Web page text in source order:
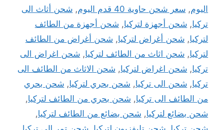
اليوم, سعر شحن حاوية 40 قدم اليوم , شحن أثاث الى
تركيا, شحن أجهزة لتركيا, شحن أجهزة من الطائف
لتركيا, شحن أغراض لتركيا, شحن أغراض من الطائف
لتركيا, شحن اثاث من الطائف لتركيا, شحن اغراض الى
تركيا, شحن اغراض لتركيا, شحن الاثاث من الطائف الى
تركيا, شحن الى تركيا, شحن بحري لتركيا, شحن بحري
من الطائف الى تركيا, شحن بحري من الطائف لتركيا,
شحن بضائع لتركيا, شحن بضائع من الطائف لتركيا,